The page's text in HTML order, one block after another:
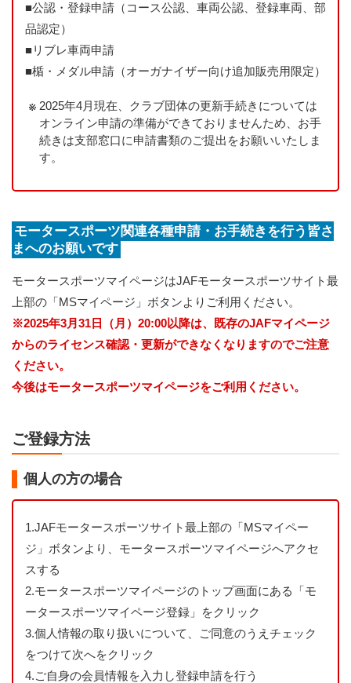
■公認・登録申請（コース公認、車両公認、登録車両、部
品認定）
■リブレ車両申請
■楯・メダル申請（オーガナイザー向け追加販売用限定）
2025年4月現在、クラブ団体の更新手続きについては
オンライン申請の準備ができておりませんため、お手
続きは支部窓口に申請書類のご提出をお願いいたしま
す。
モータースポーツ関連各種申請・お手続きを行う皆さ
まへのお願いです
モータースポーツマイページはJAFモータースポーツサイト最
上部の「MSマイページ」ボタンよりご利用ください。
※2025年3月31日（月）20:00以降は、既存のJAFマイページ
からのライセンス確認・更新ができなくなりますのでご注意
ください。
今後はモータースポーツマイページをご利用ください。
ご登録方法
個人の方の場合
1.JAFモータースポーツサイト最上部の「MSマイペー
ジ」ボタンより、モータースポーツマイページへアクセ
スする
2.モータースポーツマイページのトップ画面にある「モ
ータースポーツマイページ登録」をクリック
3.個人情報の取り扱いについて、ご同意のうえチェック
をつけて次へをクリック
4.ご自身の会員情報を入力し登録申請を行う